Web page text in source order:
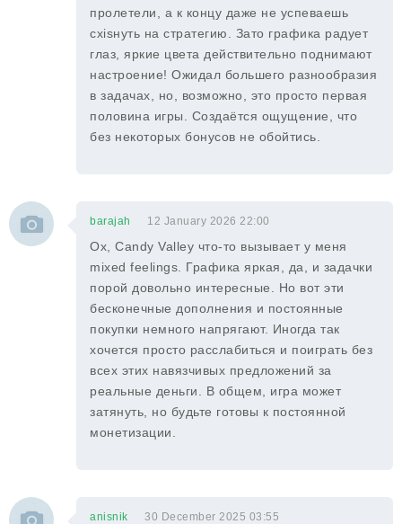
пролетели, а к концу даже не успеваешь
сxisнуть на стратегию. Зато графика радует
глаз, яркие цвета действительно поднимают
настроение! Ожидал большего разнообразия
в задачах, но, возможно, это просто первая
половина игры. Создаётся ощущение, что
без некоторых бонусов не обойтись.
barajah 12 January 2026 22:00
Ох, Candy Valley что-то вызывает у меня
mixed feelings. Графика яркая, да, и задачки
порой довольно интересные. Но вот эти
бесконечные дополнения и постоянные
покупки немного напрягают. Иногда так
хочется просто расслабиться и поиграть без
всех этих навязчивых предложений за
реальные деньги. В общем, игра может
затянуть, но будьте готовы к постоянной
монетизации.
anisnik 30 December 2025 03:55